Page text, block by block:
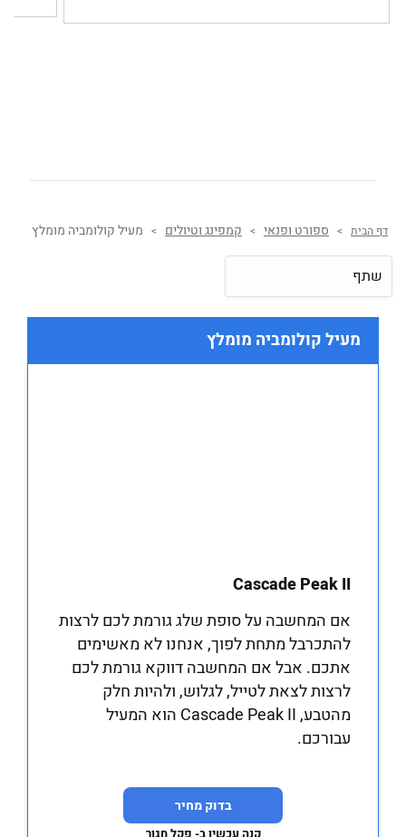
דף הבית > ספורט ופנאי > קמפינג וטיולים > מעיל קולומביה מומלץ
שתף
מעיל קולומביה מומלץ
Cascade Peak II
אם המחשבה על סופת שלג גורמת לכם לרצות
להתכרבל מתחת לפוך, אנחנו לא מאשימים
אתכם. אבל אם המחשבה דווקא גורמת לכם
לרצות לצאת לטייל, לגלוש, ולהיות חלק
מהטבע, Cascade Peak II הוא המעיל
עבורכם.
בדוק מחיר